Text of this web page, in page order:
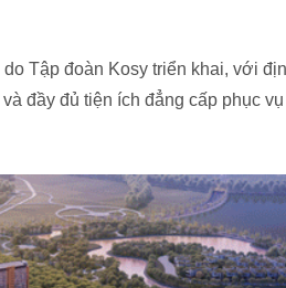
Tập đoàn Kosy triển khai, với
đầy đủ tiện ích đẳng cấp phục